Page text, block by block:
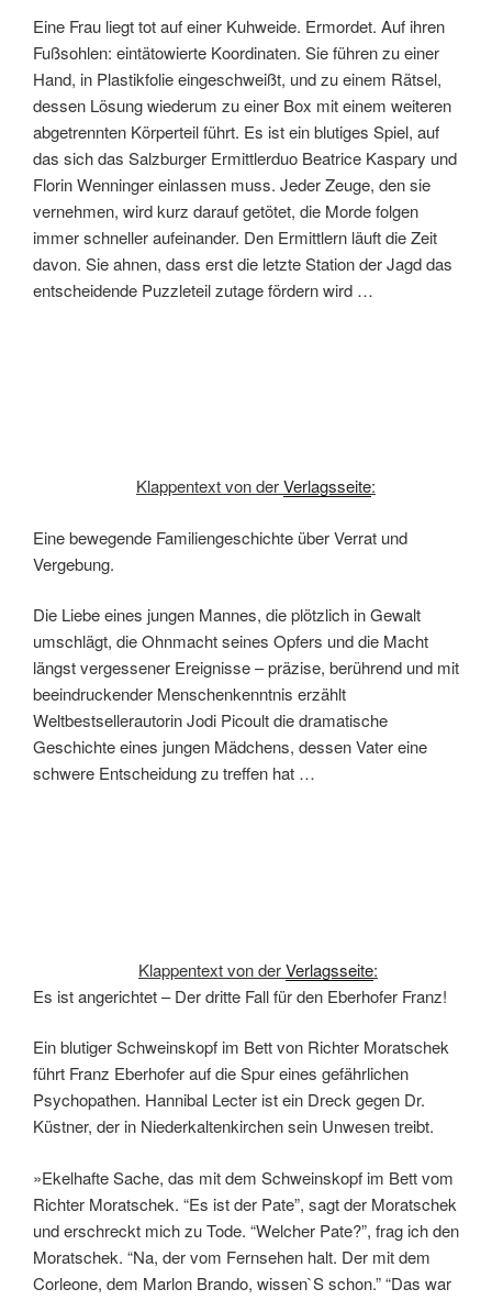
Eine Frau liegt tot auf einer Kuhweide. Ermordet. Auf ihren
Fußsohlen: eintätowierte Koordinaten. Sie führen zu einer
Hand, in Plastikfolie eingeschweißt, und zu einem Rätsel,
dessen Lösung wiederum zu einer Box mit einem weiteren
abgetrennten Körperteil führt. Es ist ein blutiges Spiel, auf
das sich das Salzburger Ermittlerduo Beatrice Kaspary und
Florin Wenninger einlassen muss. Jeder Zeuge, den sie
vernehmen, wird kurz darauf getötet, die Morde folgen
immer schneller aufeinander. Den Ermittlern läuft die Zeit
davon. Sie ahnen, dass erst die letzte Station der Jagd das
entscheidende Puzzleteil zutage fördern wird …
Klappentext von derVerlagsseite:
Eine bewegende Familiengeschichte über Verrat und
Vergebung.
Die Liebe eines jungen Mannes, die plötzlich in Gewalt
umschlägt, die Ohnmacht seines Opfers und die Macht
längst vergessener Ereignisse – präzise, berührend und mit
beeindruckender Menschenkenntnis erzählt
Weltbestsellerautorin Jodi Picoult die dramatische
Geschichte eines jungen Mädchens, dessen Vater eine
schwere Entscheidung zu treffen hat …
Klappentext von derVerlagsseite:
Es ist angerichtet – Der dritte Fall für den Eberhofer Franz!
Ein blutiger Schweinskopf im Bett von Richter Moratschek
führt Franz Eberhofer auf die Spur eines gefährlichen
Psychopathen. Hannibal Lecter ist ein Dreck gegen Dr.
Küstner, der in Niederkaltenkirchen sein Unwesen treibt.
»Ekelhafte Sache, das mit dem Schweinskopf im Bett vom
Richter Moratschek. “Es ist der Pate”, sagt der Moratschek
und erschreckt mich zu Tode. “Welcher Pate?”, frag ich den
Moratschek. “Na, der vom Fernsehen halt. Der mit dem
Corleone, dem Marlon Brando, wissen`S schon.” “Das war